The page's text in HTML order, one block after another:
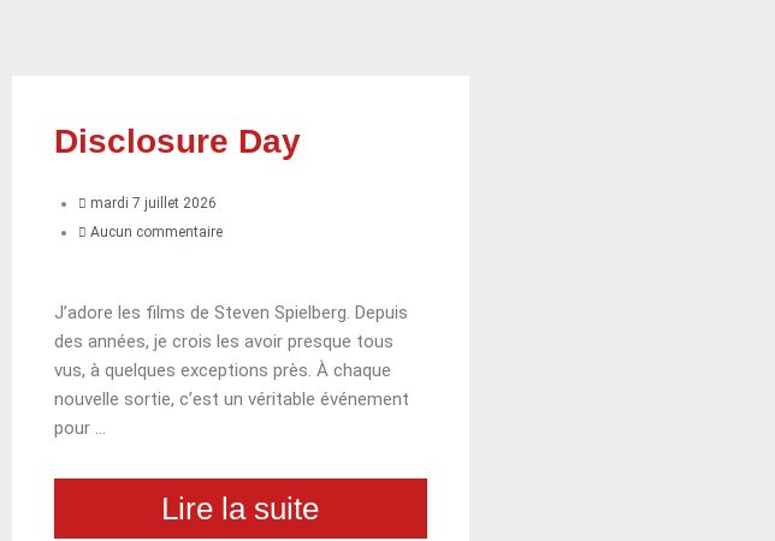
Disclosure Day
mardi 7 juillet 2026
Aucun commentaire
J’adore les films de Steven Spielberg. Depuis
des années, je crois les avoir presque tous
vus, à quelques exceptions près. À chaque
nouvelle sortie, c’est un véritable événement
pour …
Lire la suite